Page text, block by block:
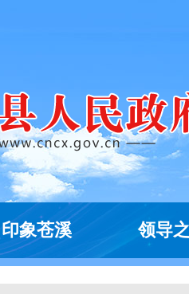
印象苍溪 领导